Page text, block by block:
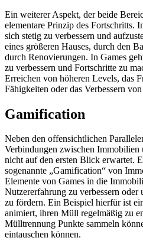
Ein weiterer Aspekt, der beide
elementare Prinzip des Fortschritts.
sich stetig zu verbessern und
eines größeren Hauses, durch den
durch Renovierungen. In Games
zu verbessern und Fortschritte zu
Erreichen von höheren Levels, das
Fähigkeiten oder das Verbessern
Gamification
Neben den offensichtlichen
Verbindungen zwischen Immobilien
nicht auf den ersten Blick erwartet.
sogenannte „Gamification“ von
Elemente von Games in die
Nutzererfahrung zu verbessern oder
zu fördern. Ein Beispiel hierfür ist
animiert, ihren Müll regelmäßig zu
Mülltrennung Punkte sammeln
eintauschen können.